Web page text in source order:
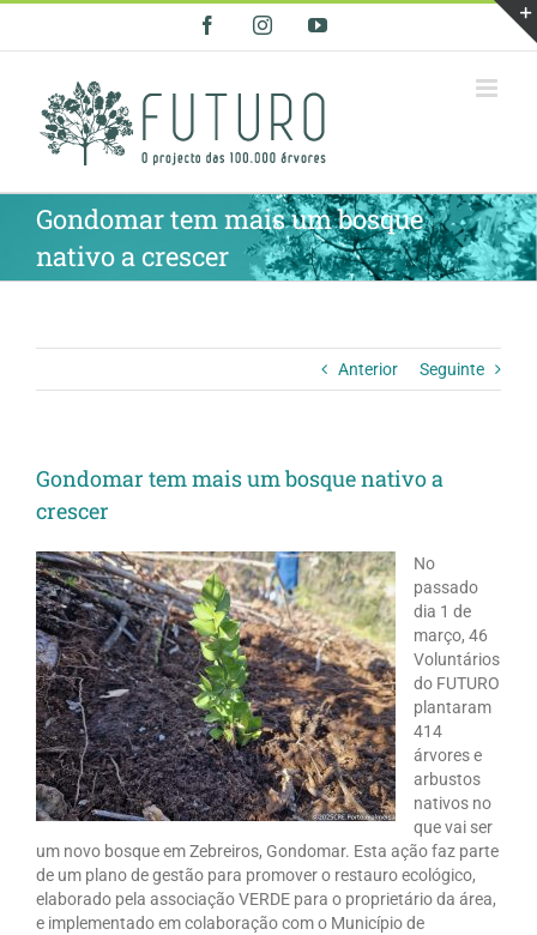
FacebookInstagramYouTube
Gondomar tem mais um bosque
nativo a crescer
Anterior Seguinte
Gondomar tem mais um bosque nativo a
crescer
No
passado
dia 1 de
março, 46
Voluntários
do FUTURO
plantaram
414
árvores e
arbustos
nativos no
que vai ser
um novo bosque em Zebreiros, Gondomar. Esta ação faz parte
de um plano de gestão para promover o restauro ecológico,
elaborado pela associação VERDE para o proprietário da área,
e implementado em colaboração com o Município de